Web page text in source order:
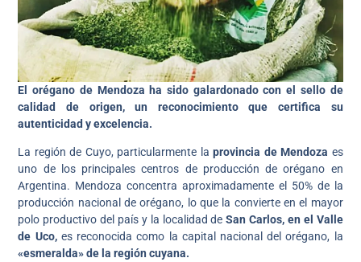
El orégano de Mendoza ha sido galardonado con el sello de
calidad de origen, un reconocimiento que certifica su
autenticidad y excelencia.
La región de Cuyo, particularmente laprovincia de Mendoza es
uno de los principales centros de producción de orégano en
Argentina. Mendoza concentra aproximadamente el 50% de la
producción nacional de orégano, lo que la convierte en el mayor
polo productivo del país y la localidad de San Carlos, en el Valle
de Uco, es reconocida como la capital nacional del orégano, la
«esmeralda» de la región cuyana.